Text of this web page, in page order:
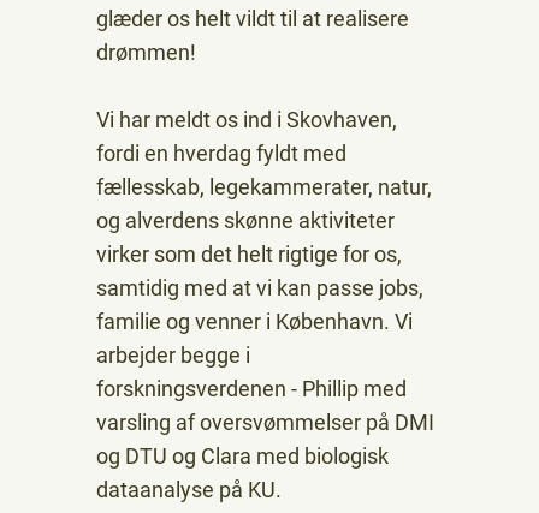
glæder os helt vildt til at realisere
drømmen!
Vi har meldt os ind i Skovhaven,
fordi en hverdag fyldt med
fællesskab, legekammerater, natur,
og alverdens skønne aktiviteter
virker som det helt rigtige for os,
samtidig med at vi kan passe jobs,
familie og venner i København. Vi
arbejder begge i
forskningsverdenen - Phillip med
varsling af oversvømmelser på DMI
og DTU og Clara med biologisk
dataanalyse på KU.